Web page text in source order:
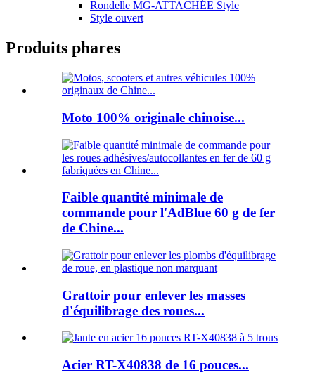
Rondelle MG-ATTACHÉE Style
Style ouvert
Produits phares
Moto 100% originale chinoise...
Faible quantité minimale de
commande pour l'AdBlue 60 g de fer
de Chine...
Grattoir pour enlever les masses
d'équilibrage des roues...
Acier RT-X40838 de 16 pouces...